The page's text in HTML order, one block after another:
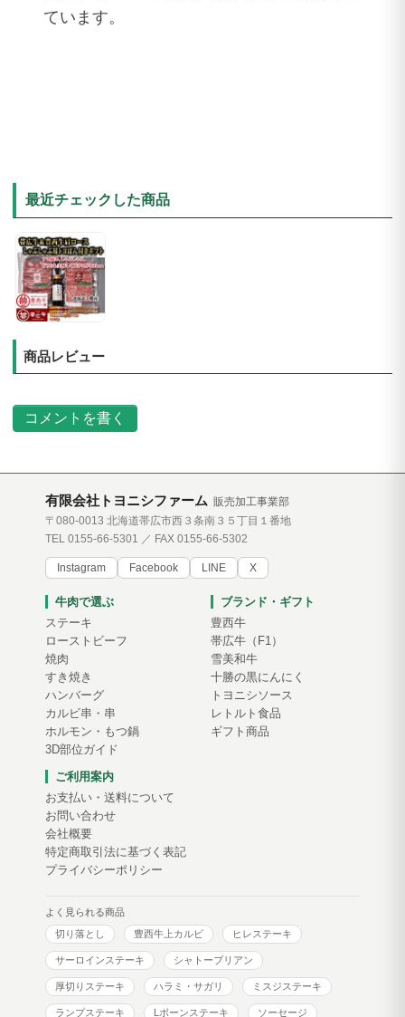
ています。
最近チェックした商品
商品レビュー
コメントを書く
有限会社トヨニシファーム 販売加工事業部
〒080-0013 北海道帯広市西３条南３５丁目１番地
TEL 0155-66-5301 ／ FAX 0155-66-5302
Instagram Facebook LINE X
牛肉で選ぶ
ステーキ
ローストビーフ
焼肉
すき焼き
ハンバーグ
カルビ串・串
ホルモン・もつ鍋
3D部位ガイド
ブランド・ギフト
豊西牛
帯広牛（F1）
雪美和牛
十勝の黒にんにく
トヨニシソース
レトルト食品
ギフト商品
ご利用案内
お支払い・送料について
お問い合わせ
会社概要
特定商取引法に基づく表記
プライバシーポリシー
よく見られる商品
切り落とし
豊西牛上カルビ ヒレステーキ
サーロインステーキ シャトーブリアン
厚切りステーキ ハラミ・サガリ ミスジステーキ
ランプステーキ Lボーンステーキ ソーセージ